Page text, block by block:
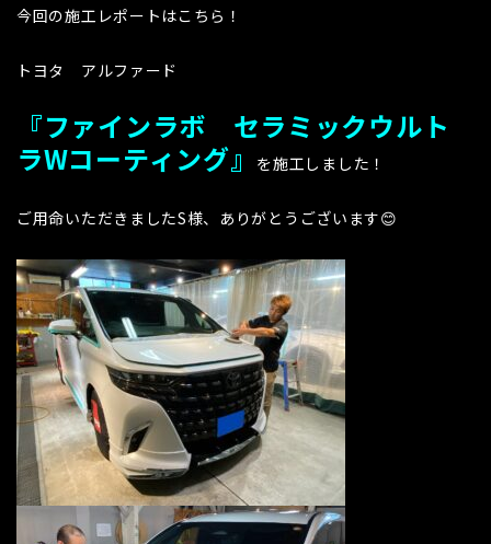
今回の施工レポートはこちら！
トヨタ アルファード
『ファインラボ セラミックウルト
ラWコーティング』
を施工しました！
ご用命いただきましたS様、ありがとうございます😊